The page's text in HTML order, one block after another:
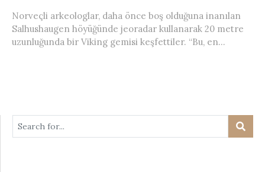
Norveçli arkeologlar, daha önce boş olduğuna inanılan
Salhushaugen höyüğünde jeoradar kullanarak 20 metre
uzunluğunda bir Viking gemisi keşfettiler. “Bu, en...